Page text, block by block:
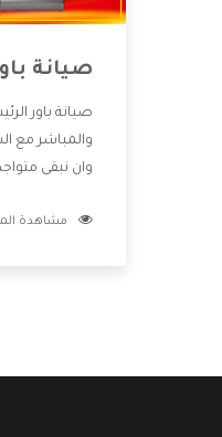
صيانة
صيانة باور
والمباشر مع
وان نبقى
بالخدمات التى
مشاهدة